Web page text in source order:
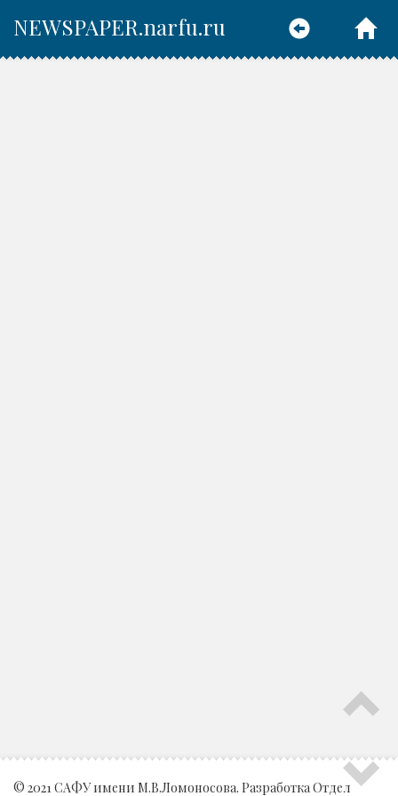
NEWSPAPER.narfu.ru
© 2021 САФУ имени М.В.Ломоносова. РазработкаОтдел